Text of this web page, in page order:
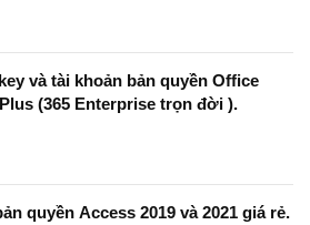
và tài khoản bản quyền Office
(365 Enterprise trọn đời ).
quyền Access 2019 và 2021 giá rẻ.